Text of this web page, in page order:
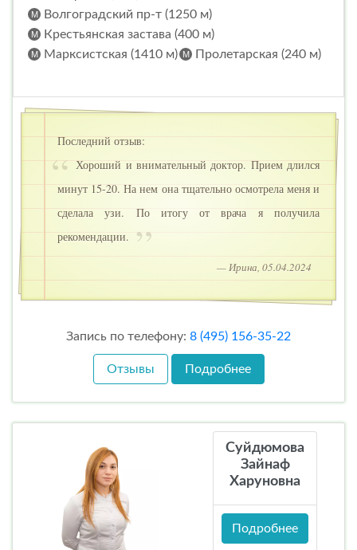
Волгоградский пр-т (1250 м)
Крестьянская застава (400 м)
Марксистская (1410 м)
Пролетарская (240 м)
Последний отзыв:
Хороший и внимательный доктор. Прием длился
минут 15-20. На нем она тщательно осмотрела меня и
сделала узи. По итогу от врача я получила
рекомендации.
— Ирина, 05.04.2024
Запись по телефону: 8 (495) 156-35-22
Отзывы Подробнее
Суйдюмова
Зайнаф
Харуновна
Подробнее